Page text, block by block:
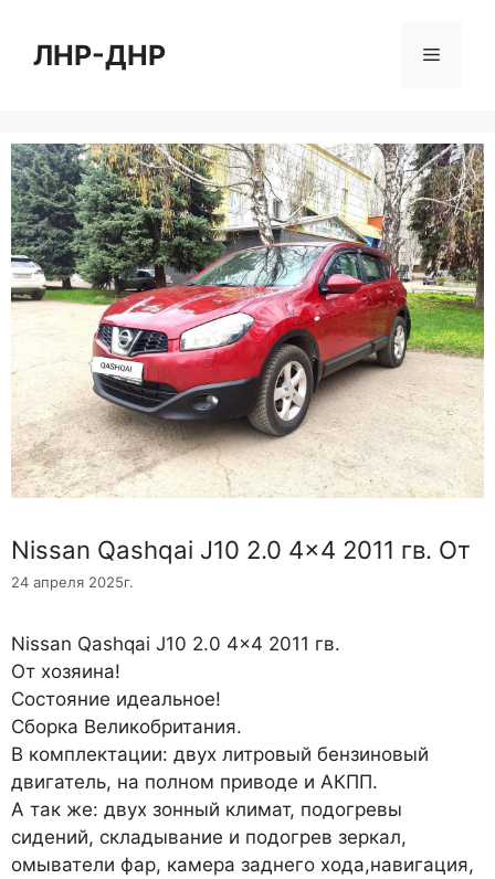
содержимому
ЛНР-ДНР Меню
Nissan Qashqai J10 2.0 4×4 2011 гв. От
24 апреля 2025г.
Nissan Qashqai J10 2.0 4×4 2011 гв.
От хозяина!
Состояние идеальное!
Сборка Великобритания.
В комплектации: двух литровый бензиновый
двигатель, на полном приводе и АКПП.
А так же: двух зонный климат, подогревы
сидений, складывание и подогрев зеркал,
омыватели фар, камера заднего хода,навигация,